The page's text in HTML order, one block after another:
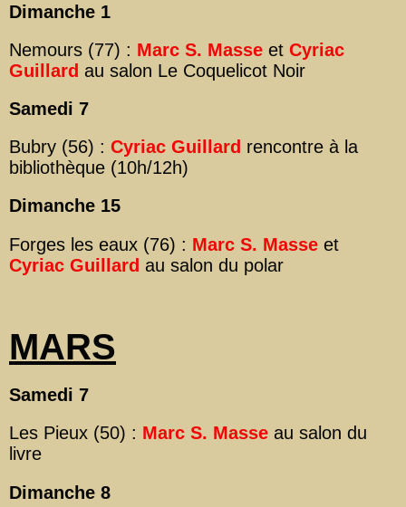
Dimanche 1
Nemours (77) : Marc S. Masse et Cyriac
Guillard au salon Le Coquelicot Noir
Samedi 7
Bubry (56) : Cyriac Guillard rencontre à la
bibliothèque (10h/12h)
Dimanche 15
Forges les eaux (76) : Marc S. Masse et
Cyriac Guillard au salon du polar
MARS
Samedi 7
Les Pieux (50) : Marc S. Masse au salon du
livre
Dimanche 8